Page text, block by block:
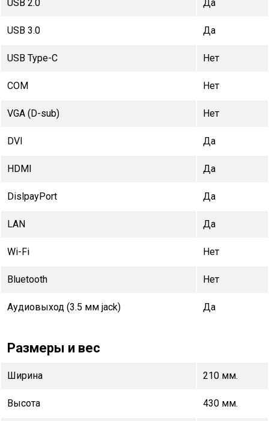
USB 2.0 Да
USB 3.0 Да
USB Type-C Нет
COM Нет
VGA (D-sub) Нет
DVI Да
HDMI Да
DislpayPort Да
LAN Да
Wi-Fi Нет
Bluetooth Нет
Аудиовыход (3.5 мм jack) Да
Размеры и вес
Ширина 210 мм.
Высота 430 мм.